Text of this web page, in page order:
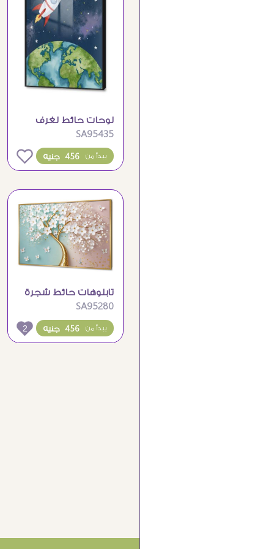
لوحات حائط لغرف
الاطفال صاروخ وفضاء
SA95435
456 جنيه يبدأ من
تابلوهات حائط شجرة
ذهبية مع زهور بيضاء
وفراشات
SA95280
456 جنيه يبدأ من 2